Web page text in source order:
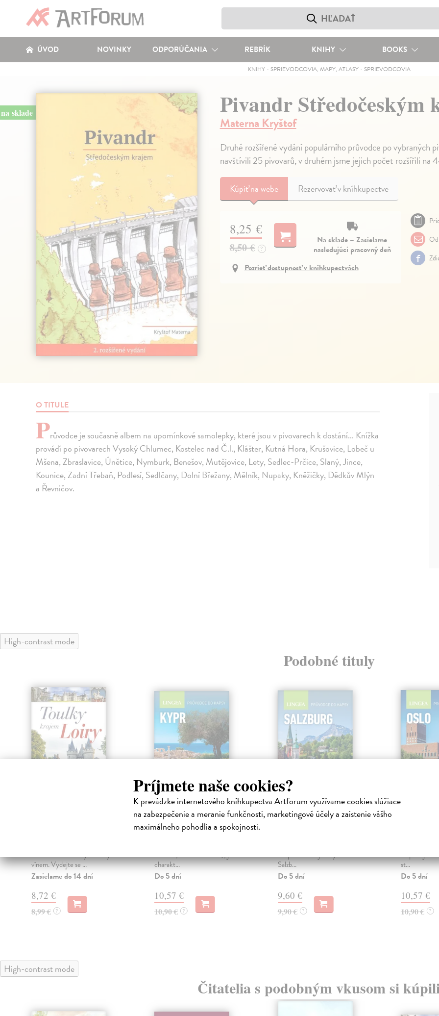
Príjmete naše cookies?
K prevádzke internetového kníhkupectva Artforum využívame cookies slúžiace
na zabezpečenie a meranie funkčnosti, marketingové účely a zaistenie vášho
maximálneho pohodlia a spokojnosti.
ÚVOD NOVINKY ODPORÚČANIA REBRÍK KNIHY BOOKS
KNIHY- SPRIEVODCOVIA, MAPY, ATLASY- SPRIEVODCOVIA
na sklade Pivandr Středočeským
Materna Kryštof
Druhé rozšířené vydání populárního průvodce po vybraných
navštívili 25 pivovarů, v druhém jsme jejich počet rozšířili na
Kúpiťna webe Rezervovať v kníhkupectve
8,25 €
8,50 € ?
Na sklade – Zasielame
nasledujúci pracovný deň
Pozrieť dostupnosť v kníhkupectvách
O TITULE
Průvodce je současně albem na upomínkové samolepky, které jsou v pivovarech k dostání... Knížka
provádí po pivovarech Vysoký Chlumec, Kostelec nad Č.l., Klášter, Kutná Hora, Krušovice, Lobeč u
Mšena, Zbraslavice, Únětice, Nymburk, Benešov, Mutějovice, Lety, Sedlec-Prčice, Slaný, Jince,
Kounice, Zadní Třebaň, Podlesí, Sedlčany, Dolní Břežany, Mělník, Nupaky, Kněžičky, Dědkův Mlýn
a Řevničov.
High-contrast mode
Podobné tituly
renesančními zámky a skvělým
vínem. Vydejte se ...
Zasielame do 14 dní
8,72 €
8,99 € ?
Kypr - průvodce do
kapsy
kolektív autorov| Kniha
Současnou podobu ostrova
Římané, Turci či Britové), jen
charakt...
Do 5 dní
10,57 €
10,90 € ?
Salzburg - průvodce
do kapsy
vás po všech zajímavých místech.
Salzb...
Do 5 dní
9,60 €
9,90 € ?
Oslo -
Poznejte
do
st...
Do 5 dní
10,57 €
10,90 € ?
High-contrast mode
Čitatelia s podobným vkusom si